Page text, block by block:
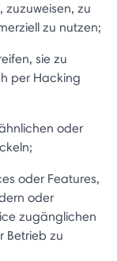
zu
zu nutzen;
sie zu
per Hacking
oder
oder Features,
oder
zugänglichen
Betrieb zu